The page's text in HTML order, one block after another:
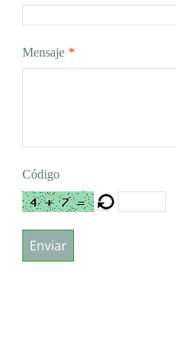
Mensaje *
Código
Enviar